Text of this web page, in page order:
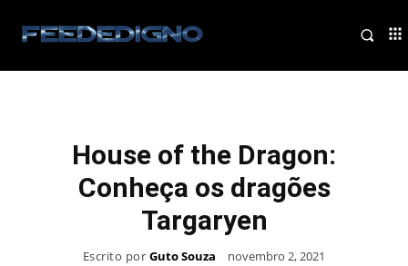
House of the Dragon:
Conheça os dragões
Targaryen
Escrito por Guto Souza novembro 2, 2021